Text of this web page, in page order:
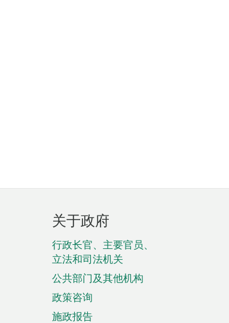
页
脚
菜
单
关于政府
行政长官、主要官员、
立法和司法机关
公共部门及其他机构
政策咨询
施政报告